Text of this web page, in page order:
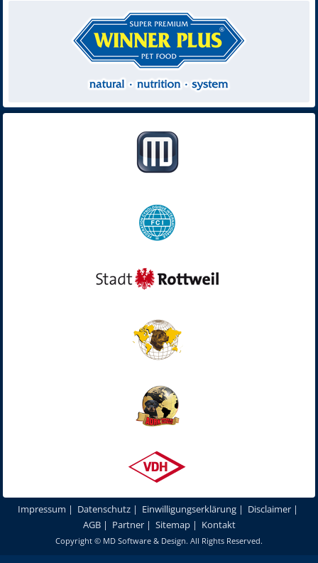
Impressum | Datenschutz | Einwilligungserklärung | Disclaimer |
AGB| Partner| Sitemap| Kontakt
Copyright © MD Software & Design. All Rights Reserved.